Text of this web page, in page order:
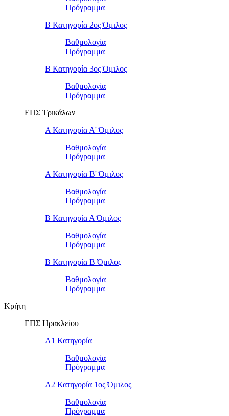
Πρόγραμμα
Β Κατηγορία 2ος Όμιλος
Βαθμολογία
Πρόγραμμα
Β Κατηγορία 3ος Όμιλος
Βαθμολογία
Πρόγραμμα
ΕΠΣ Τρικάλων
Α Κατηγορία Α' Όμιλος
Βαθμολογία
Πρόγραμμα
Α Κατηγορία Β' Όμιλος
Βαθμολογία
Πρόγραμμα
Β Κατηγορία Α Όμιλος
Βαθμολογία
Πρόγραμμα
Β Κατηγορία Β Όμιλος
Βαθμολογία
Πρόγραμμα
Κρήτη
ΕΠΣ Ηρακλείου
Α1 Κατηγορία
Βαθμολογία
Πρόγραμμα
Α2 Κατηγορία 1ος Όμιλος
Βαθμολογία
Πρόγραμμα